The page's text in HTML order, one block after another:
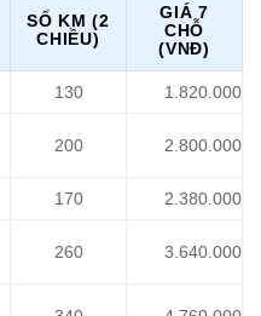
SỐ KM (2
CHIỀU)
GIÁ 7
CHỖ
(VNĐ)
130 1.820.000
200 2.800.000
170 2.380.000
260 3.640.000